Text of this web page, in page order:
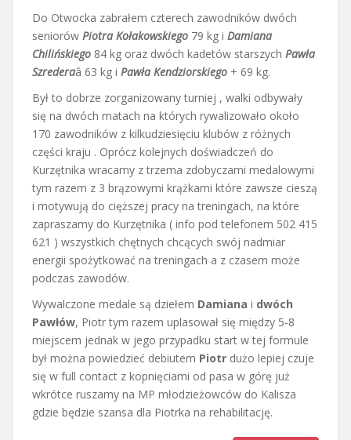
Do Otwocka zabrałem czterech zawodników dwóch
seniorów Piotra Kołakowskiego 79 kg i Damiana
Chilińskiego 84 kg oraz dwóch kadetów starszych Pawła
Szrederaâ 63 kg i Pawła Kendziorskiego + 69 kg.
Był to dobrze zorganizowany turniej , walki odbywały
się na dwóch matach na których rywalizowało około
170 zawodników z kilkudziesięciu klubów z różnych
części kraju . Oprócz kolejnych doświadczeń do
Kurzętnika wracamy z trzema zdobyczami medalowymi
tym razem z 3 brązowymi krążkami które zawsze cieszą
i motywują do cięższej pracy na treningach, na które
zapraszamy do Kurzętnika ( info pod telefonem 502 415
621 ) wszystkich chętnych chcących swój nadmiar
energii spożytkować na treningach a z czasem może
podczas zawodów.
Wywalczone medale są dziełem Damiana i dwóch
Pawłów, Piotr tym razem uplasował się między 5-8
miejscem jednak w jego przypadku start w tej formule
był można powiedzieć debiutem Piotr dużo lepiej czuje
się w full contact z kopnięciami od pasa w górę już
wkrótce ruszamy na MP młodzieżowców do Kalisza
gdzie będzie szansa dla Piotrka na rehabilitację.